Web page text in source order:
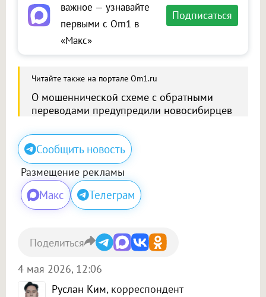
важное — узнавайте
первыми с Om1 в
«Макс»
Подписаться
Читайте также на портале Om1.ru
О мошеннической схеме с обратными
переводами предупредили новосибирцев
Сообщить новость
Размещение рекламы
Макс Телеграм
Руслан Ким, корреспондент
4 мая 2026, 12:06
Поделиться